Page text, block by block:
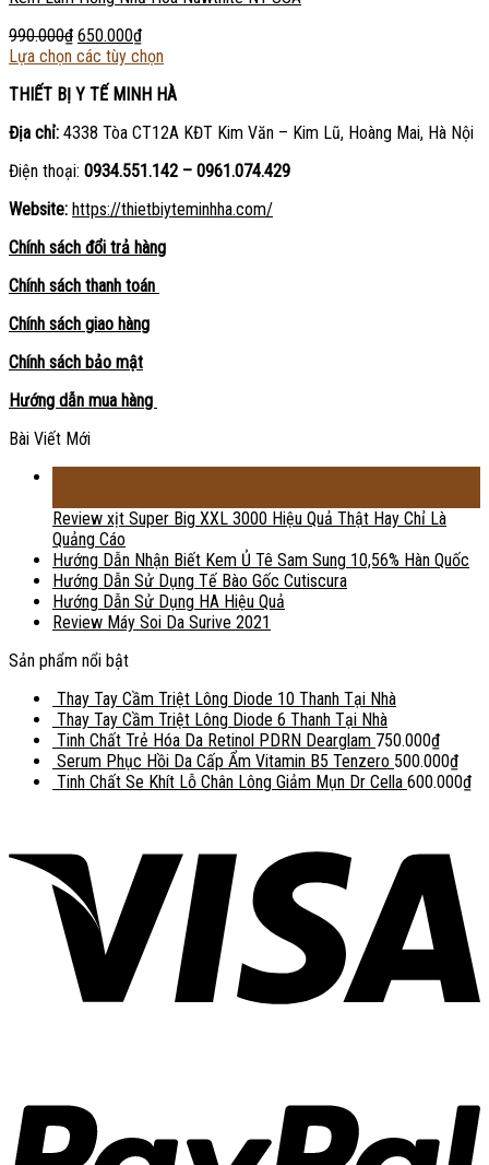
990.000₫ 650.000₫
Lựa chọn các tùy chọn
THIẾT BỊ Y TẾ MINH HÀ
Địa chỉ: 4338 Tòa CT12A KĐT Kim Văn – Kim Lũ, Hoàng Mai, Hà Nội
Điện thoại: 0934.551.142 – 0961.074.429
Website: https://thietbiyteminhha.com/
Chính sách đổi trả hàng
Chính sách thanh toán
Chính sách giao hàng
Chính sách bảo mật
Hướng dẫn mua hàng
Bài Viết Mới
Review xịt Super Big XXL 3000 Hiệu Quả Thật Hay Chỉ Là
Quảng Cáo
Hướng Dẫn Nhận Biết Kem Ủ Tê Sam Sung 10,56% Hàn Quốc
Hướng Dẫn Sử Dụng Tế Bào Gốc Cutiscura
Hướng Dẫn Sử Dụng HA Hiệu Quả
Review Máy Soi Da Surive 2021
Sản phẩm nổi bật
Thay Tay Cầm Triệt Lông Diode 10 Thanh Tại Nhà
Thay Tay Cầm Triệt Lông Diode 6 Thanh Tại Nhà
Tinh Chất Trẻ Hóa Da Retinol PDRN Dearglam 750.000₫
Serum Phục Hồi Da Cấp Ẩm Vitamin B5 Tenzero 500.000₫
Tinh Chất Se Khít Lỗ Chân Lông Giảm Mụn Dr Cella 600.000₫